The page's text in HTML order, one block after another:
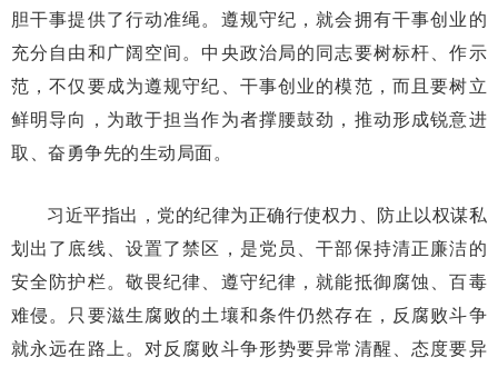
胆干事提供了行动准绳。遵规守纪，就会拥有干事创业的
充分自由和广阔空间。中央政治局的同志要树标杆、作示
范，不仅要成为遵规守纪、干事创业的模范，而且要树立
鲜明导向，为敢于担当作为者撑腰鼓劲，推动形成锐意进
取、奋勇争先的生动局面。
习近平指出，党的纪律为正确行使权力、防止以权谋私
划出了底线、设置了禁区，是党员、干部保持清正廉洁的
安全防护栏。敬畏纪律、遵守纪律，就能抵御腐蚀、百毒
难侵。只要滋生腐败的土壤和条件仍然存在，反腐败斗争
就永远在路上。对反腐败斗争形势要异常清醒、态度要异